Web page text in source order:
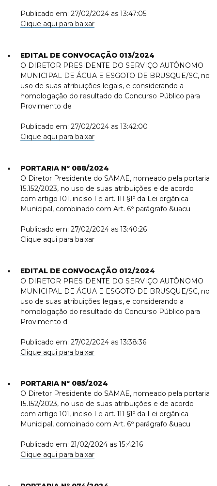
Publicado em: 27/02/2024 as 13:47:05
Clique aqui para baixar
EDITAL DE CONVOCAÇÃO 013/2024
O DIRETOR PRESIDENTE DO SERVIÇO AUTÔNOMO
MUNICIPAL DE ÁGUA E ESGOTO DE BRUSQUE/SC, no
uso de suas atribuições legais, e considerando a
homologação do resultado do Concurso Público para
Provimento de
Publicado em: 27/02/2024 as 13:42:00
Clique aqui para baixar
PORTARIA Nº 088/2024
O Diretor Presidente do SAMAE, nomeado pela portaria
15.152/2023, no uso de suas atribuições e de acordo
com artigo 101, inciso I e art. 111 §1º da Lei orgânica
Municipal, combinado com Art. 6º parágrafo &uacu
Publicado em: 27/02/2024 as 13:40:26
Clique aqui para baixar
EDITAL DE CONVOCAÇÃO 012/2024
O DIRETOR PRESIDENTE DO SERVIÇO AUTÔNOMO
MUNICIPAL DE ÁGUA E ESGOTO DE BRUSQUE/SC, no
uso de suas atribuições legais, e considerando a
homologação do resultado do Concurso Público para
Provimento d
Publicado em: 27/02/2024 as 13:38:36
Clique aqui para baixar
PORTARIA Nº 085/2024
O Diretor Presidente do SAMAE, nomeado pela portaria
15.152/2023, no uso de suas atribuições e de acordo
com artigo 101, inciso I e art. 111 §1º da Lei orgânica
Municipal, combinado com Art. 6º parágrafo &uacu
Publicado em: 21/02/2024 as 15:42:16
Clique aqui para baixar